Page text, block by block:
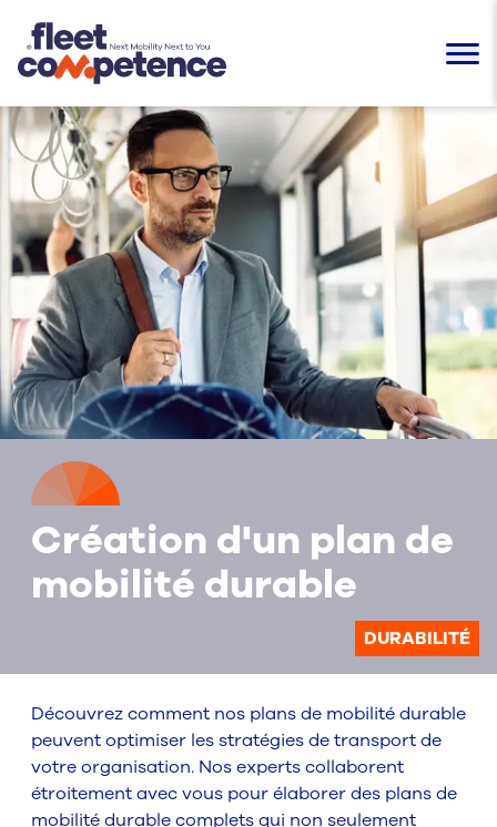
Création d'un plan de
mobilité durable
DURABILITÉ
Découvrez comment nos plans de mobilité durable
peuvent optimiser les stratégies de transport de
votre organisation. Nos experts collaborent
étroitement avec vous pour élaborer des plans de
mobilité durable complets qui non seulement